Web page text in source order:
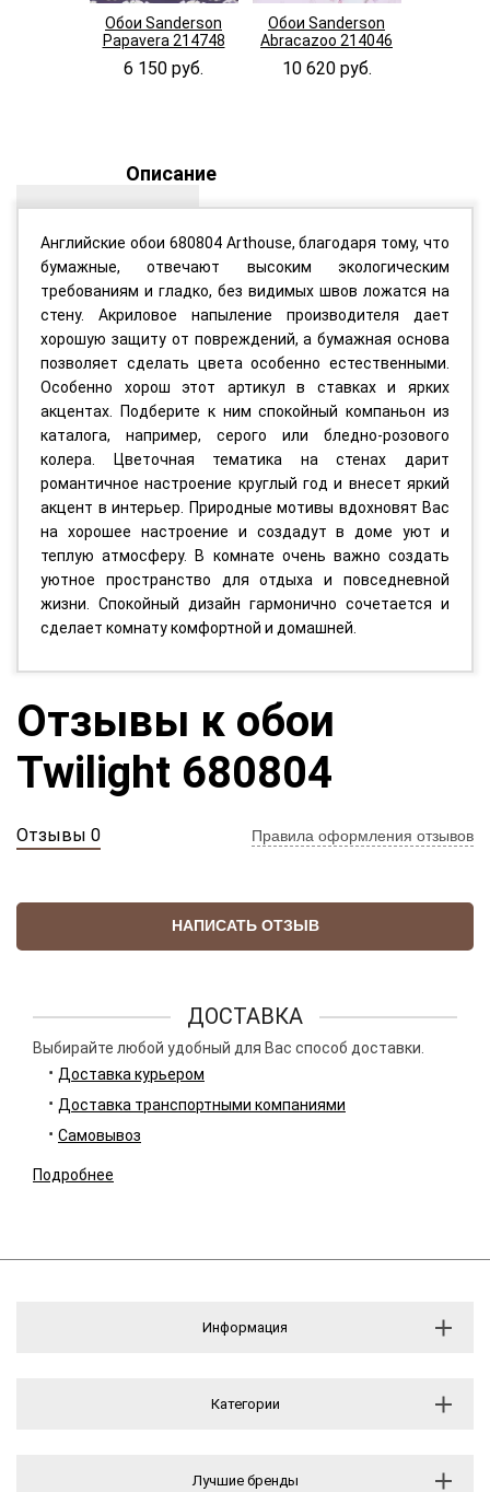
Обои Sanderson
Papavera 214748
6 150 руб.
Обои Sanderson
Abracazoo 214046
10 620 руб.
Описание
Английские обои 680804 Arthouse, благодаря тому, что
бумажные, отвечают высоким экологическим
требованиям и гладко, без видимых швов ложатся на
стену. Акриловое напыление производителя дает
хорошую защиту от повреждений, а бумажная основа
позволяет сделать цвета особенно естественными.
Особенно хорош этот артикул в ставках и ярких
акцентах. Подберите к ним спокойный компаньон из
каталога, например, серого или бледно-розового
колера. Цветочная тематика на стенах дарит
романтичное настроение круглый год и внесет яркий
акцент в интерьер. Природные мотивы вдохновят Вас
на хорошее настроение и создадут в доме уют и
теплую атмосферу. В комнате очень важно создать
уютное пространство для отдыха и повседневной
жизни. Спокойный дизайн гармонично сочетается и
сделает комнату комфортной и домашней.
Отзывы к обои
Twilight 680804
Отзывы 0 Правила оформления отзывов
НАПИСАТЬ ОТЗЫВ
ДОСТАВКА
Выбирайте любой удобный для Вас способ доставки.
Доставка курьером
Доставка транспортными компаниями
Самовывоз
Подробнее
Информация
Категории
Лучшие бренды